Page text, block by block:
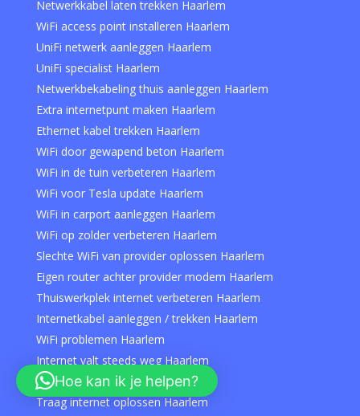
Netwerkkabel laten trekken Haarlem
WiFi access point installeren Haarlem
UniFi netwerk aanleggen Haarlem
UniFi specialist Haarlem
Netwerkbekabeling thuis aanleggen Haarlem
Extra internetpunt maken Haarlem
Ethernet kabel trekken Haarlem
WiFi door gewapend beton Haarlem
WiFi in de tuin verbeteren Haarlem
WiFi voor Tesla update Haarlem
WiFi in carport aanleggen Haarlem
WiFi op zolder verbeteren Haarlem
Slechte WiFi van provider oplossen Haarlem
Eigen router achter provider modem Haarlem
Thuiswerkplek internet verbeteren Haarlem
Internetkabel aanleggen / trekken Haarlem
WiFi problemen Haarlem
Internet valt steeds weg Haarlem
WiFi herstellen Haarlem
Traag internet oplossen Haarlem
Hoe kan ik je helpen?